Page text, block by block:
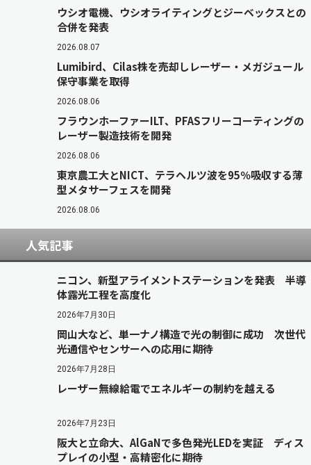
ウシオ電機、ウシオライティングとジーベックスとの
合併を発表
2026.08.07
Lumibird、Cilas株を売却しレーザー・メガジュール
保守事業を取得
2026.08.06
フラウンホーファーILT、PFASフリーコーティングの
レーザー製造技術を開発
2026.08.06
東京農工大とNICT、テラヘルツ波を95％吸収する薄
型メタサーフェスを開発
2026.08.06
人気記事
ニコン、新型アライメントステーションを発表 半導
体露光工程を高度化
2026年7月30日
岡山大など、単一ナノ構造で光の制御に成功 次世代
光通信やセンサーへの応用に期待
2026年7月28日
レーザー無線給電でエネルギーの制約を越える
2026年7月23日
阪大と立命大、AlGaNで多色発光LEDを実証 ディス
プレイの小型・高精密化に期待